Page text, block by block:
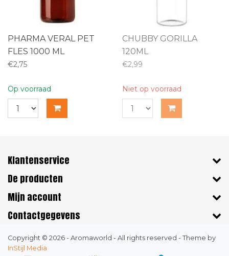
PHARMA VERAL PET
FLES 1000 ML
€2,75
Op voorraad
CHUBBY GORILLA
120ML
€2,99
Niet op voorraad
Klantenservice
De producten
Mijn account
Contactgegevens
Copyright © 2026 - Aromaworld - All rights reserved - Theme by
InStijl Media